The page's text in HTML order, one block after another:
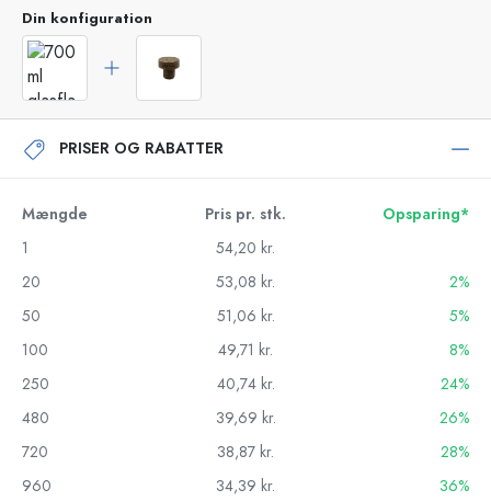
Din konfiguration
PRISER OG RABATTER
Mængde Pris pr. stk.
Opsparing*
1
54,20 kr.
20
53,08 kr.
2%
50
51,06 kr.
5%
100
49,71 kr.
8%
250
40,74 kr.
24%
480
39,69 kr.
26%
720
38,87 kr.
28%
960
34,39 kr. 36%